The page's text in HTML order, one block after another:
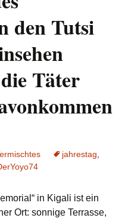
den Tutsi
Täter
jahrestag
in Kigali ist ein
Ort: sonnige Terrasse,